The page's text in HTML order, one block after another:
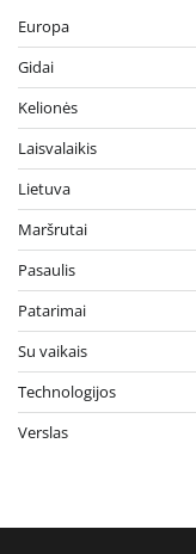
Europa
Gidai
Kelionės
Laisvalaikis
Lietuva
Maršrutai
Pasaulis
Patarimai
Su vaikais
Technologijos
Verslas